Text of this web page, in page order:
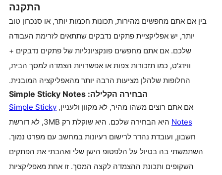
התקנה
בין אם אתם מחפשים מהירות, תכונות חכמות יותר, או סנכרון טוב
יותר, יש אפליקציית פתקים נדבקים שתתאים לזרימת העבודה
שלכם. אם אתם מחפשים פונקציונליות של פתקים נדבקים +
ווידג'ט, כמו תזכורות צפות או אפשרויות הצמדה למסך הבית,
החלופות שלהלן מציעות הרבה יותר מהאפליקציה המובנית.
הבחירה הקלילה: Simple Sticky Notes
אם אתם רוצים משהו מהיר, לא מקוון ולעניין, Simple Sticky
Notes
היא הבחירה שלכם. היא שוקלת רק 3MB, לא דורשת
חשבון, ועובדת נהדר לרישום רעיונות במחשב עם מפרט נמוך.
השתמשתי בה בטיול על הלפטופ הישן שלי ואהבתי את הפתקים
השקופים ותכונת ההצמדה לקצה המסך. זו אחת מאפליקציות